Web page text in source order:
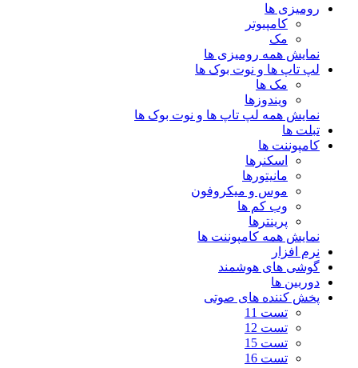
رومیزی ها
کامپیوتر
مک
نمایش همه رومیزی ها
لپ تاپ ها و نوت بوک ها
مک ها
ویندوزها
نمایش همه لپ تاپ ها و نوت بوک ها
تبلت ها
کامپوننت ها
اسکنرها
مانیتورها
موس و میکروفون
وب کم ها
پرینترها
نمایش همه کامپوننت ها
نرم افزار
گوشی های هوشمند
دوربین ها
پخش کننده های صوتی
تست 11
تست 12
تست 15
تست 16